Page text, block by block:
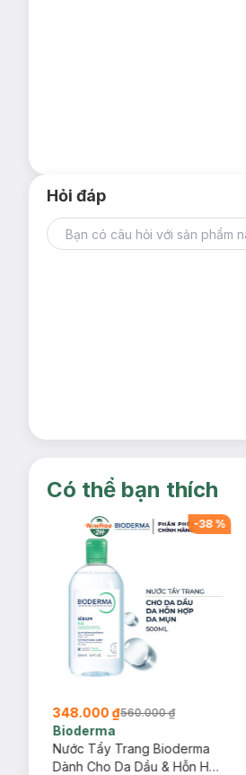
Hỏi đáp
Có thể bạn thích
-38%
348.000 ₫560.000 ₫
Bioderma
Nước Tẩy Trang Bioderma
Dành Cho Da Dầu & Hỗn Hợp